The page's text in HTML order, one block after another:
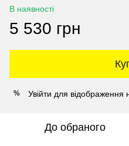
В наявності
5 530 грн
% Увійти для відображення
До обраного